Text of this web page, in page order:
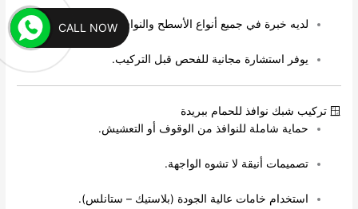
لديه خبرة في جميع أنواع الأسطح والنوافذ.
يوفر استشارة مجانية للفحص قبل التركيب.
🪟 تركيب شبك نوافذ للحمام ببريدة
حماية شاملة للنوافذ من الوقوف أو التعشيش.
تصميمات أنيقة لا تشوه الواجهة.
استخدام خامات عالية الجودة (بلاستيك – ستانلس).
CALL NOW